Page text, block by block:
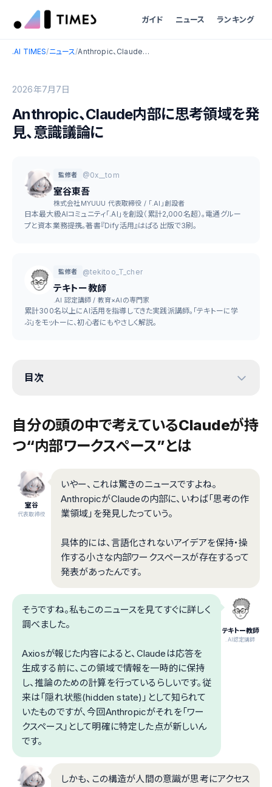
ガイド ニュース ランキング
.AI TIMES/ニュース/ Anthropic、Claude内部に思考領域を発見、意識議論に
2026年7月7日
Anthropic、Claude内部に思考領域を発
見、意識議論に
監修者 @0x__tom
室谷東吾
株式会社MYUUU 代表取締役 / 「.AI」創設者
日本最大級AIコミュニティ「.AI」を創設（累計2,000名超）。電通グルー
プと資本業務提携。著書『Dify活用』はぱる出版で3刷。
監修者 @tekitoo_T_cher
テキトー教師
.AI 認定講師 / 教育×AIの専門家
累計300名以上にAI活用を指導してきた実践派講師。「テキトーに学
ぶ」をモットーに、初心者にもやさしく解説。
目次
自分の頭の中で考えている――Claudeが持
つ“内部ワークスペース”とは
室谷
代表取締役
いやー、これは驚きのニュースですよね。
AnthropicがClaudeの内部に、いわば「思考の作
業領域」を発見したっていう。
具体的には、言語化されないアイデアを保持・操
作する小さな内部ワークスペースが存在するって
発表があったんです。
テキトー教師
.AI認定講師
そうですね。私もこのニュースを見てすぐに詳しく
調べました。
Axiosが報じた内容によると、Claudeは応答を
生成する前に、この領域で情報を一時的に保持
し、推論のための計算を行っているらしいです。従
来は「隠れ状態(hidden state)」として知られて
いたものですが、今回Anthropicがそれを「ワー
クスペース」として明確に特定した点が新しいん
です。
しかも、この構造が人間の意識が思考にアクセス